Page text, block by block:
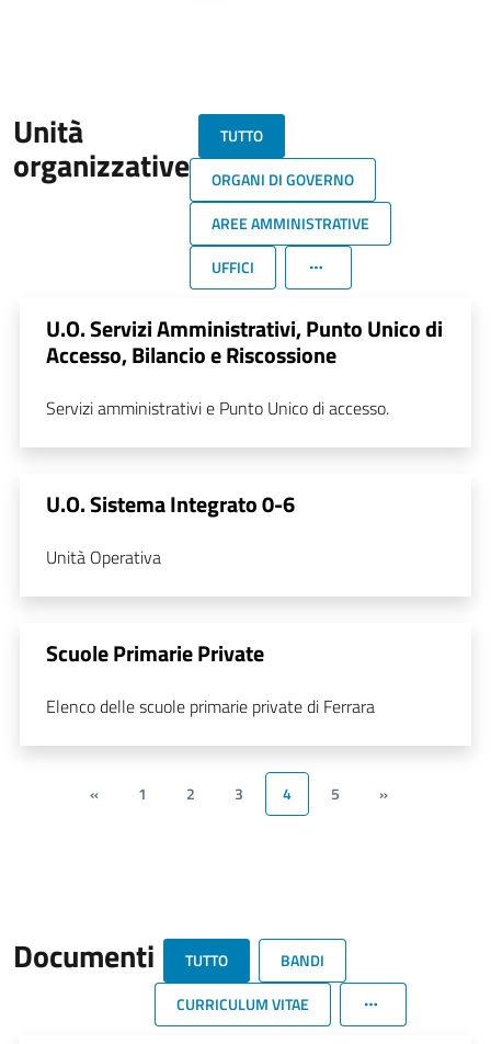
Unità
organizzative
TUTTO
ORGANI DI GOVERNO
AREE AMMINISTRATIVE
UFFICI
U.O. Servizi Amministrativi, Punto Unico di
Accesso, Bilancio e Riscossione
Servizi amministrativi e Punto Unico di accesso.
U.O. Sistema Integrato 0-6
Unità Operativa
Scuole Primarie Private
Elenco delle scuole primarie private di Ferrara
« 1 2 3 4 5 »
Documenti TUTTO
BANDI
CURRICULUM VITAE